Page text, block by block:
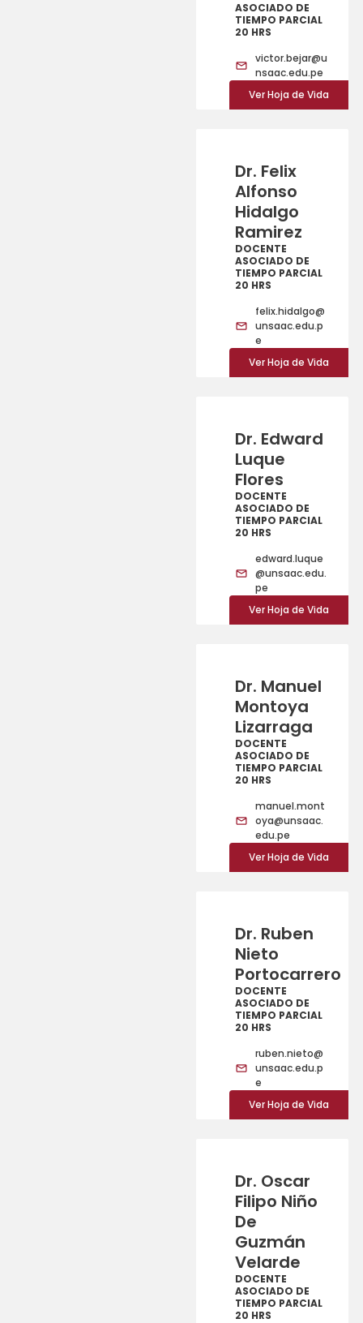
ASOCIADO DE
TIEMPO PARCIAL
20 HRS
victor.bejar@u
nsaac.edu.pe
Ver Hoja de Vida
Dr. Felix
Alfonso
Hidalgo
Ramirez
DOCENTE
ASOCIADO DE
TIEMPO PARCIAL
20 HRS
felix.hidalgo@
unsaac.edu.p
e
Ver Hoja de Vida
Dr. Edward
Luque
Flores
DOCENTE
ASOCIADO DE
TIEMPO PARCIAL
20 HRS
edward.luque
@unsaac.edu.
pe
Ver Hoja de Vida
Dr. Manuel
Montoya
Lizarraga
DOCENTE
ASOCIADO DE
TIEMPO PARCIAL
20 HRS
manuel.mont
oya@unsaac.
edu.pe
Ver Hoja de Vida
Dr. Ruben
Nieto
Portocarrero
DOCENTE
ASOCIADO DE
TIEMPO PARCIAL
20 HRS
ruben.nieto@
unsaac.edu.p
e
Ver Hoja de Vida
Dr. Oscar
Filipo Niño
De
Guzmán
Velarde
DOCENTE
ASOCIADO DE
TIEMPO PARCIAL
20 HRS